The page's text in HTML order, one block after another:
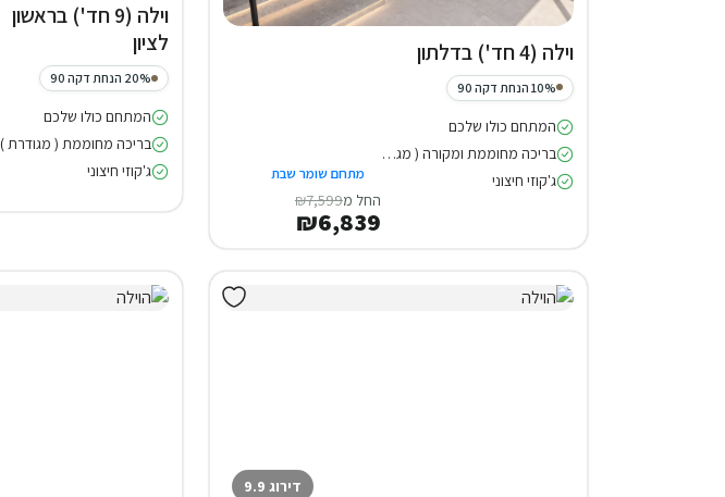
וילה (4 חד') בדלתון
10% הנחת דקה 90
המתחם כולו שלכם
בריכה מחוממת ומקורה ( מגודרת )
ג'קוזי חיצוני
מתחם שומר שבת
החל מ₪7,599
₪6,839
וילה (9 חד') בראשון
לציון
20% הנחת דקה 90
המתחם כולו שלכם
בריכה מחוממת ( מגודרת )
ג'קוזי חיצוני
דירוג 9.9